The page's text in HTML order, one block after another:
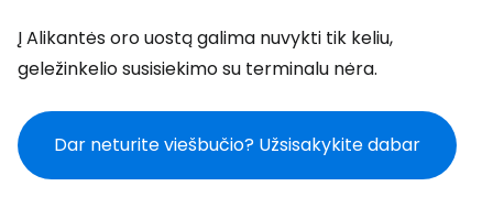
Į Alikantės oro uostą galima nuvykti tik keliu,
geležinkelio susisiekimo su terminalu nėra.
Dar neturite viešbučio? Užsisakykite dabar